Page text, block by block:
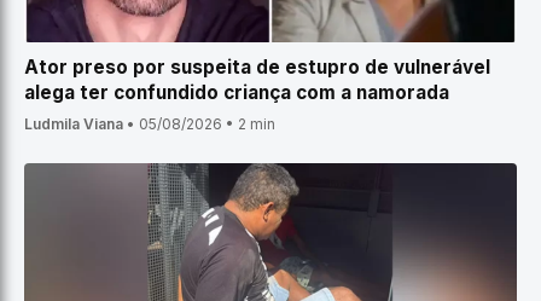
Ator preso por suspeita de estupro de vulnerável
alega ter confundido criança com a namorada
Ludmila Viana • 05/08/2026 • 2 min